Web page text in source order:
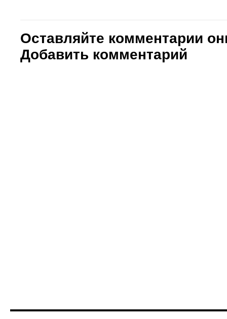
Оставляйте комментарии
Добавить комментарий